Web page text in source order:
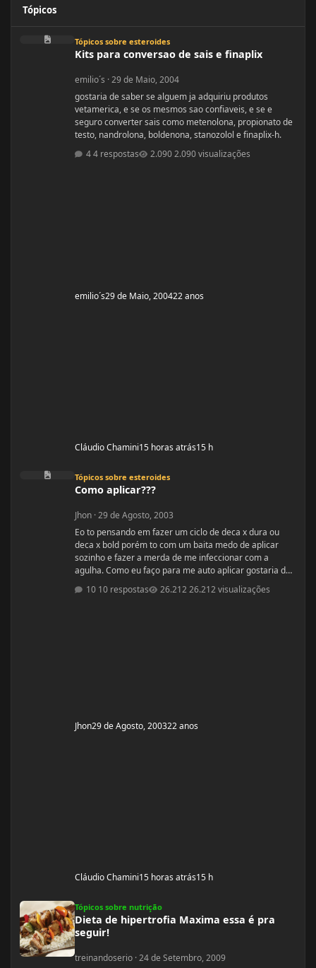
Tópicos
Kits para conversao de sais e finaplix
Tópicos sobre esteroides
Kits para conversao de sais e finaplix
emilio´s ·29 de Maio, 2004
gostaria de saber se alguem ja adquiriu produtos
vetamerica, e se os mesmos sao confiaveis, e se e
seguro converter sais como metenolona, propionato de
testo, nandrolona, boldenona, stanozolol e finaplix-h.
4 respostas
2.090 visualizações
emilio´s29 de Maio, 200422 anos
Cláudio Chamini15 horas atrás15 h
Como aplicar???
Tópicos sobre esteroides
Como aplicar???
Jhon ·29 de Agosto, 2003
Eo to pensando em fazer um ciclo de deca x dura ou
deca x bold porém to com um baita medo de aplicar
sozinho e fazer a merda de me infeccionar com a
agulha. Como eu faço para me auto aplicar gostaria de
saber que tipo de injeção que é se ela é intramuscular
essas coisas do tipo, também os locais de aplicação e
10 respostas 26.212 visualizações
Jhon29 de Agosto, 200322 anos
Cláudio Chamini15 horas atrás15 h
Tópicos sobre nutrição
Dieta de hipertrofia Maxima essa é pra
seguir!
treinandoserio ·24 de Setembro, 2009